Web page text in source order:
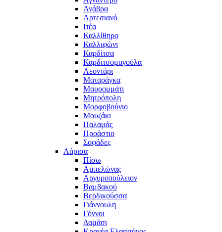
Ανάβρα
Αρτεσιανό
Ιτέα
Καλλίθηρο
Καλλιφώνι
Καρδίτσα
Καρδιτσομαγούλα
Λεοντάρι
Ματαράγκα
Μαυρομμάτι
Μητρόπολη
Μορφοβούνιο
Μουζάκι
Παλαμάς
Προάστιο
Σοφάδες
Λάρισα
Πίσω
Αμπελώνας
Αργυροπούλειον
Βαμβακού
Βερδικούσσα
Γιάννουλη
Γόννοι
Δαμάσι